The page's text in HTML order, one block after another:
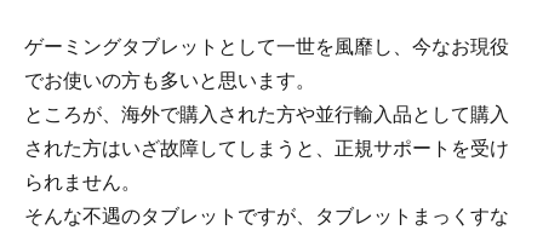
ゲーミングタブレットとして一世を風靡し、今なお現役
でお使いの方も多いと思います。
ところが、海外で購入された方や並行輸入品として購入
された方はいざ故障してしまうと、正規サポートを受け
られません。
そんな不遇のタブレットですが、タブレットまっくすな